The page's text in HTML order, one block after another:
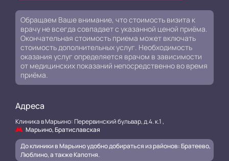
Обращаем Ваше внимание, что стоимость визита к
врачу не всегда совпадает с указанной ценой приёма.
Окончательная стоимость приема может включать
стоимость дополнительных услуг. Необходимость
оказания услуг определяется врачом в зависимости
от медицинских показаний непосредственно во время
приёма.
Адреса
Клиника в Марьино: Перервинский бульвар, д.4. к.1 ,
Марьино, Братиславская
До клиники в Марьино удобно добираться из районов: Братеево,
Люблино, а также Капотня.